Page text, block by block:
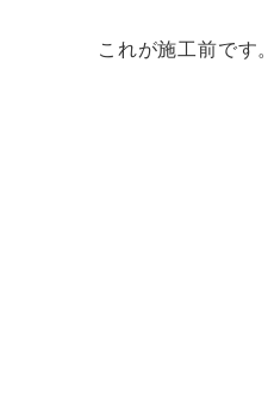
これが施工前です。